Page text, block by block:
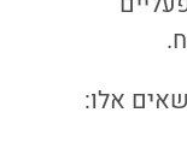
אלו: